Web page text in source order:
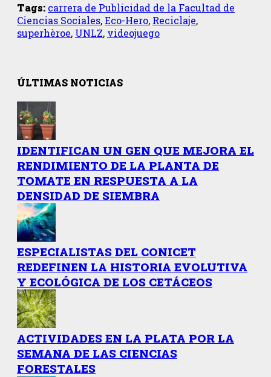
Tags: carrera de Publicidad de la Facultad de
Ciencias Sociales,Eco-Hero, Reciclaje,
superhèroe, UNLZ, videojuego
ÚLTIMAS NOTICIAS
IDENTIFICAN UN GEN QUE MEJORA EL
RENDIMIENTO DE LA PLANTA DE
TOMATE EN RESPUESTA A LA
DENSIDAD DE SIEMBRA
ESPECIALISTAS DEL CONICET
REDEFINEN LA HISTORIA EVOLUTIVA
Y ECOLÓGICA DE LOS CETÁCEOS
ACTIVIDADES EN LA PLATA POR LA
SEMANA DE LAS CIENCIAS
FORESTALES